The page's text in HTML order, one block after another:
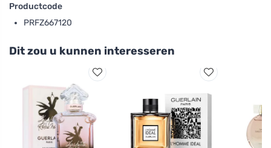
Productcode
PRFZ667120
Dit zou u kunnen interesseren